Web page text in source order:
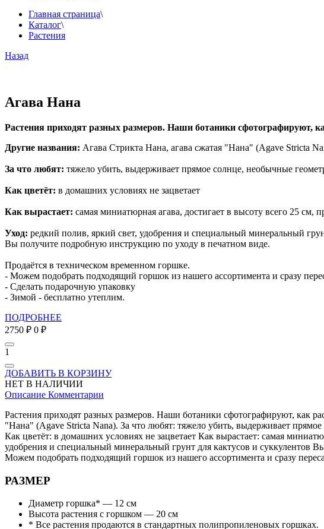
Главная страница\
Каталог\
Растения
Назад
Агава Нана
Растения приходят разных размеров. Наши ботаники сфотографируют,
Другие названия: Агава Стрикта Нана, агава сжатая "Нана" (Agave Stricta
За что любят: тяжело убить, выдерживает прямое солнце, необычные
Как цветёт: в домашних условиях не зацветает
Как вырастает: самая миниатюрная агава, достигает в высоту всего 25 см,
Уход: редкий полив, яркий свет, удобрения и специальный минеральный
Вы получите подробную инструкцию по уходу в печатном виде.
Продаётся в техническом временном горшке.
- Можем подобрать подходящий горшок из нашего ассортимента и сразу
- Сделать подарочную упаковку
- Зимой - бесплатно утеплим.
ПОДРОБНЕЕ
2750 ₽ 0 ₽
1
ДОБАВИТЬ В КОРЗИНУ
НЕТ В НАЛИЧИИ
Описание Комментарии
Растения приходят разных размеров. Наши ботаники сфотографируют, как
"Нана" (Agave Stricta Nana). За что любят: тяжело убить, выдерживает
Как цветёт: в домашних условиях не зацветает Как вырастает: самая
удобрения и специальный минеральный грунт для кактусов и
Можем подобрать подходящий горшок из нашего ассортимента и сразу
РАЗМЕР
Диаметр горшка* — 12 см
Высота растения с горшком — 20 см
* Все растения продаются в стандартных полипропиленовых горшках.